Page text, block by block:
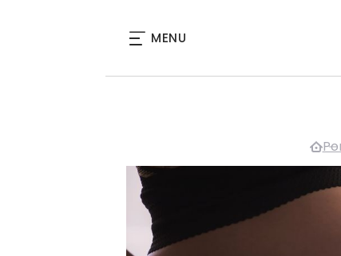
MENU